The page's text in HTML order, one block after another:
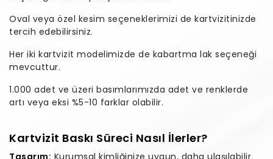
Oval veya özel kesim seçeneklerimizi de kartvizitinizde
tercih edebilirsiniz.
Her iki kartvizit modelimizde de kabartma lak seçeneği
mevcuttur.
1.000 adet ve üzeri basımlarımızda adet ve renklerde
artı veya eksi %5-10 farklar olabilir.
Kartvizit Baskı Süreci Nasıl İlerler?
Tasarım: Kurumsal kimliğinize uygun, daha ulaşılabilir